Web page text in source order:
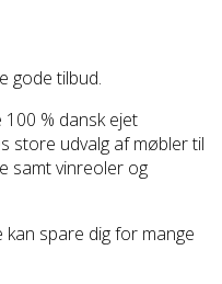
gode tilbud.
% dansk ejet
store udvalg af møbler til
samt vinreoler og
kan spare dig for mange